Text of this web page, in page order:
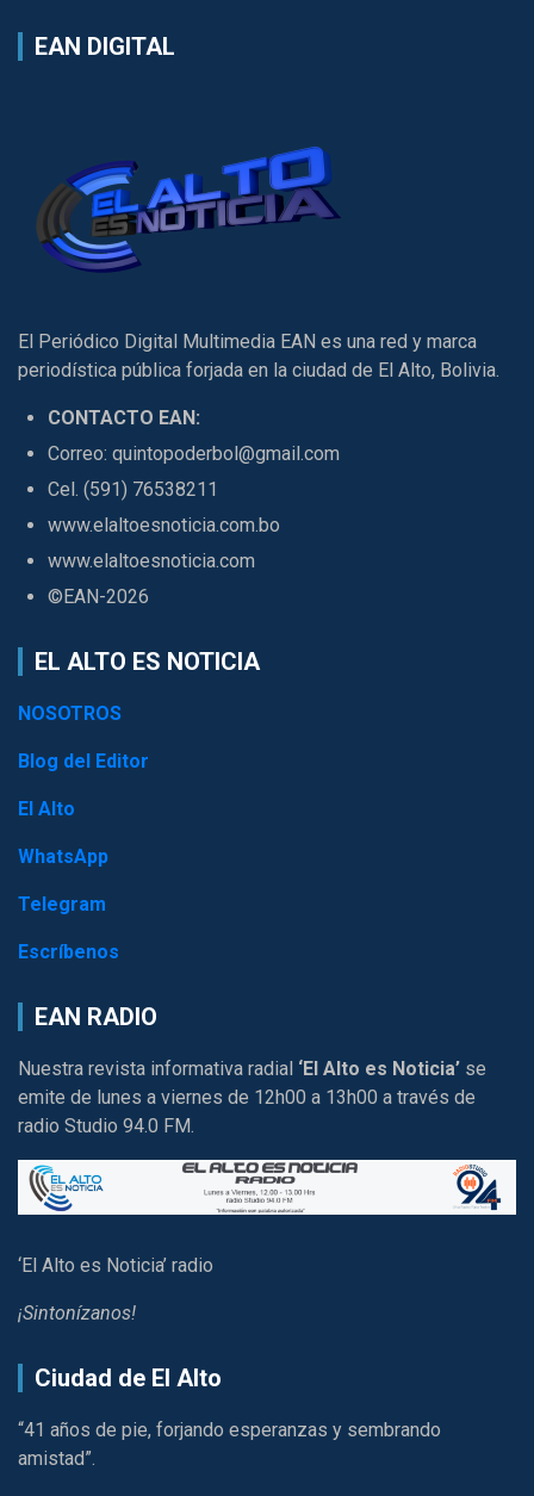
EAN DIGITAL
El Periódico Digital Multimedia EAN es una red y marca
periodística pública forjada en la ciudad de El Alto, Bolivia.
CONTACTO EAN:
Correo: quintopoderbol@gmail.com
Cel. (591) 76538211
www.elaltoesnoticia.com.bo
www.elaltoesnoticia.com
©EAN-2026
EL ALTO ES NOTICIA
NOSOTROS
Blog del Editor
El Alto
WhatsApp
Telegram
Escríbenos
EAN RADIO
Nuestra revista informativa radial ‘El Alto es Noticia’ se
emite de lunes a viernes de 12h00 a 13h00 a través de
radio Studio 94.0 FM.
‘El Alto es Noticia’ radio
¡Sintonízanos!
Ciudad de El Alto
“41 años de pie, forjando esperanzas y sembrando
amistad”.